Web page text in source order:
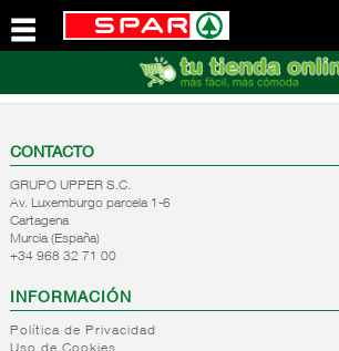
SOMOS
NUESTRA
WEB
CONTACTO
GRUPO UPPER S.C.
Av. Luxemburgo parcela 1-6
Cartagena
Murcia (España)
+34 968 32 71 00
INFORMACIÓN
Política de Privacidad